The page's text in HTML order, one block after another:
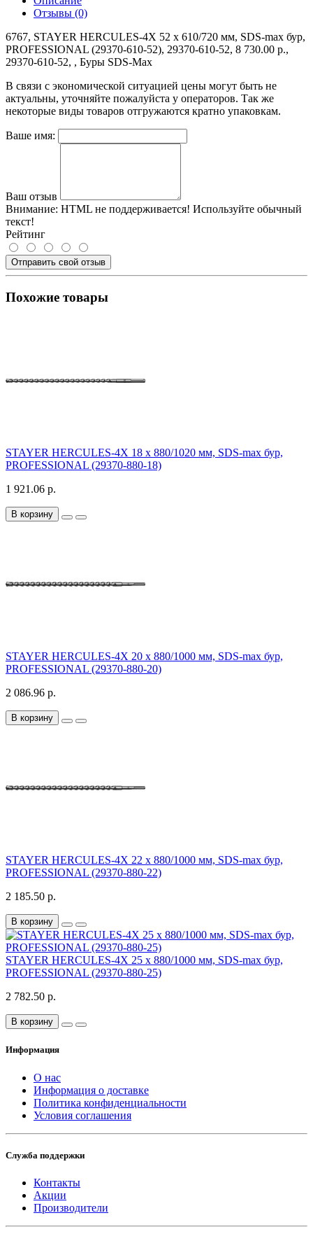
Отзывы (0)
6767, STAYER HERCULES-4Х 52 x 610/720 мм, SDS-max бур,
PROFESSIONAL (29370-610-52), 29370-610-52, 8 730.00 р.,
29370-610-52, , Буры SDS-Max
В связи с экономической ситуацией цены могут быть не
актуальны, уточняйте пожалуйста у операторов. Так же
некоторые виды товаров отгружаются кратно упаковкам.
Ваше имя:
Ваш отзыв
Внимание: HTML не поддерживается! Используйте обычный
текст!
Рейтинг
Отправить свой отзыв
Похожие товары
STAYER HERCULES-4Х 18 x 880/1020 мм, SDS-max бур,
PROFESSIONAL (29370-880-18)
1 921.06 р.
В корзину
STAYER HERCULES-4Х 20 x 880/1000 мм, SDS-max бур,
PROFESSIONAL (29370-880-20)
2 086.96 р.
В корзину
STAYER HERCULES-4Х 22 x 880/1000 мм, SDS-max бур,
PROFESSIONAL (29370-880-22)
2 185.50 р.
В корзину
STAYER HERCULES-4Х 25 x 880/1000 мм, SDS-max бур,
PROFESSIONAL (29370-880-25)
2 782.50 р.
В корзину
Информация
О нас
Информация о доставке
Политика конфиденциальности
Условия соглашения
Служба поддержки
Контакты
Акции
Производители